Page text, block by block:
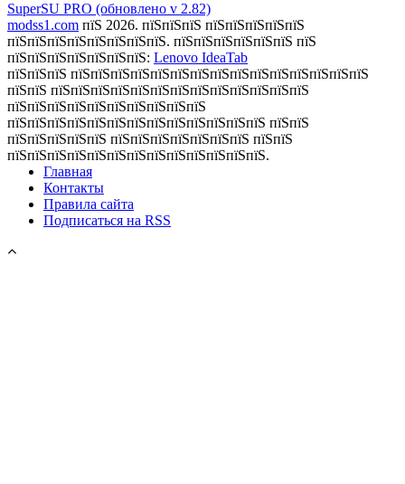
SuperSU PRO (обновлено v 2.82)
modss1.com пїЅ 2026. пїЅпїЅпїЅ пїЅпїЅпїЅпїЅпїЅ
пїЅпїЅпїЅпїЅпїЅпїЅпїЅпїЅ. пїЅпїЅпїЅпїЅпїЅпїЅ пїЅ
пїЅпїЅпїЅпїЅпїЅпїЅпїЅ: Lenovo IdeaTab
пїЅпїЅпїЅ пїЅпїЅпїЅпїЅпїЅпїЅпїЅпїЅпїЅпїЅпїЅпїЅпїЅпїЅпїЅ
пїЅпїЅ пїЅпїЅпїЅпїЅпїЅпїЅпїЅпїЅпїЅпїЅпїЅпїЅпїЅ
пїЅпїЅпїЅпїЅпїЅпїЅпїЅпїЅпїЅпїЅ
пїЅпїЅпїЅпїЅпїЅпїЅпїЅпїЅпїЅпїЅпїЅпїЅпїЅ пїЅпїЅ
пїЅпїЅпїЅпїЅпїЅ пїЅпїЅпїЅпїЅпїЅпїЅпїЅ пїЅпїЅ
пїЅпїЅпїЅпїЅпїЅпїЅпїЅпїЅпїЅпїЅпїЅпїЅпїЅ.
Главная
Контакты
Правила сайта
Подписаться на RSS